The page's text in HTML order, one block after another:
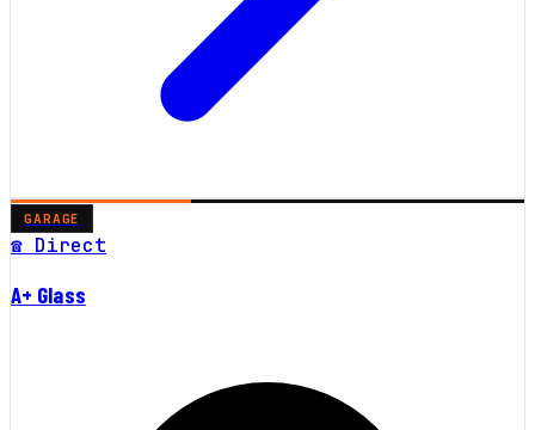
GARAGE
☎ Direct
A+ Glass